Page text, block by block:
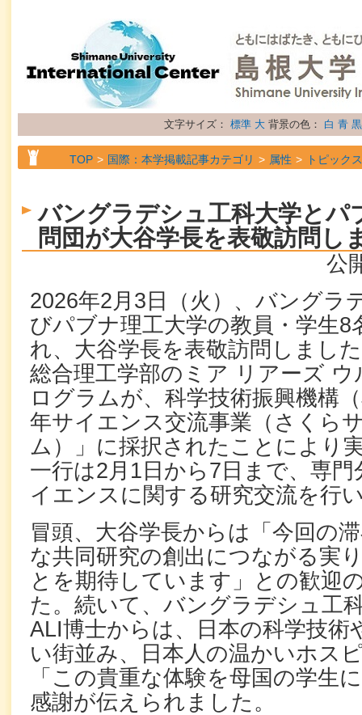
文字サイズ： 標準 大 背景の色： 白 青 黒
TOP 国際：本学掲載記事カテゴリ 属性 トピックス
バングラデシュ工科大学とパ
問団が大谷学長を表敬訪問し
公
2026年2月3日（火）、バングラ
びパブナ理工大学の教員・学生8
れ、大谷学長を表敬訪問しまし
総合理工学部のミア リアーズ
ログラムが、科学技術振興機構
年サイエンス交流事業（さくら
ム）」に採択されたことにより
一行は2月1日から7日まで、専
イエンスに関する研究交流を行
冒頭、大谷学長からは「今回の
な共同研究の創出につながる実
とを期待しています」との歓迎
た。続いて、バングラデシュ工
ALI博士からは、日本の科学技術
い街並み、日本人の温かいホス
「この貴重な体験を母国の学生
感謝が伝えられました。